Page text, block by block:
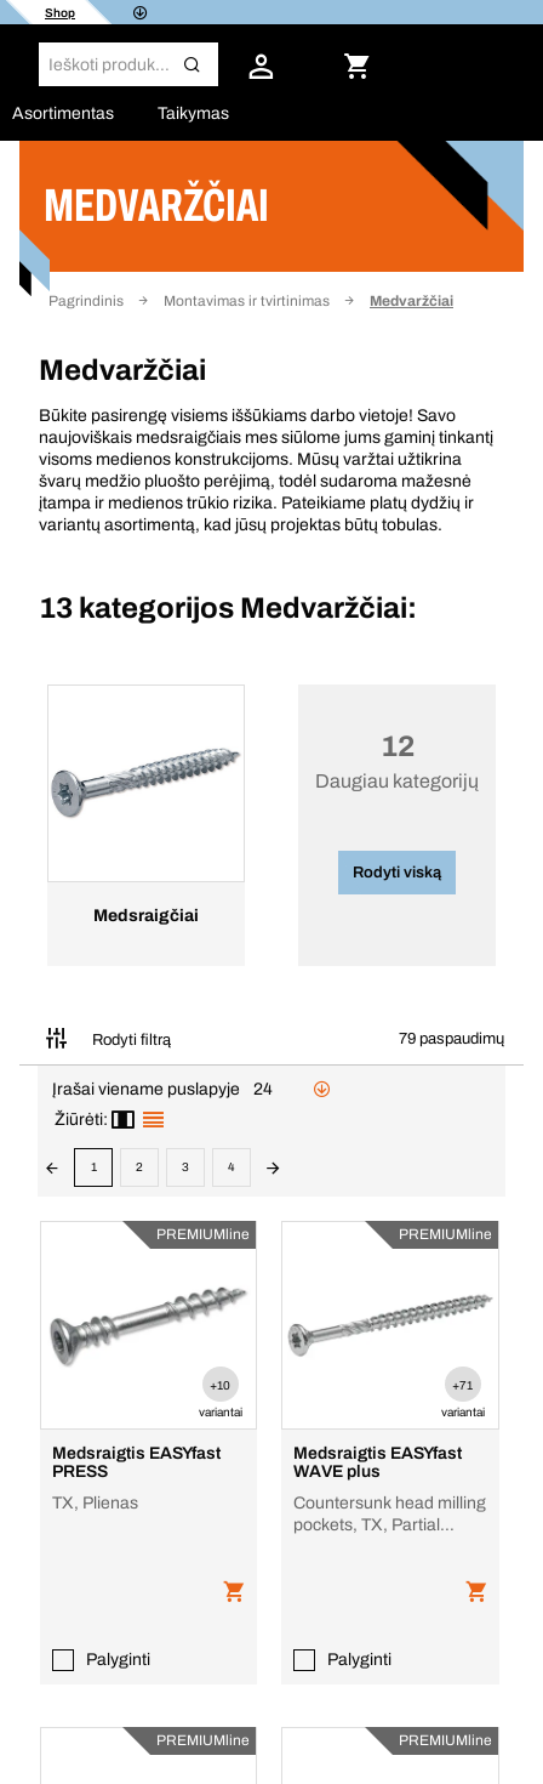
Shop
Asortimentas Taikymas
MEDVARŽČIAI
Pagrindinis Montavimas ir tvirtinimas Medvaržčiai
Medvaržčiai
Būkite pasirengę visiems iššūkiams darbo vietoje! Savo
naujoviškais medsraigčiais mes siūlome jums gaminį tinkantį
visoms medienos konstrukcijoms. Mūsų varžtai užtikrina
švarų medžio pluošto perėjimą, todėl sudaroma mažesnė
įtampa ir medienos trūkio rizika. Pateikiame platų dydžių ir
variantų asortimentą, kad jūsų projektas būtų tobulas.
13 kategorijos Medvaržčiai:
Medsraigčiai
12
Daugiau kategorijų
Rodyti viską
Rodyti filtrą 79 paspaudimų
Filtras
Įrašai viename puslapyje
24
Žiūrėti:
1 2 3 4
PREMIUMline
+10
variantai
Medsraigtis EASYfast
PRESS
TX, Plienas
Palyginti
PREMIUMline
+71
variantai
Medsraigtis EASYfast
WAVE plus
Countersunk head milling
pockets, TX, Partial
Palyginti
PREMIUMline PREMIUMline